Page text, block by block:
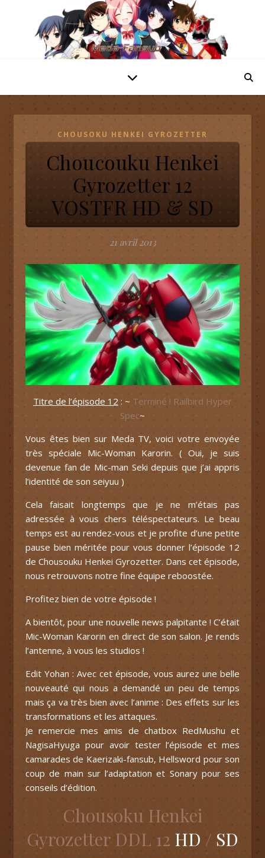
CHOUSOKU HENKEI GYROZETTER
Choucouku Henkei
Gyrozetter 12
VOSTFR HD & SD
21 avril 2013
Titre de l’épisode 12 : ~ Terminé ! Railbird Hyper
Spec~
Vous êtes bien sur Meda TV, voici votre envoyée
très spéciale Mic-Woman Karorin. ( Oui, je suis
devenue fan de Mic-man Seki depuis que j’ai appris
l’identité de son seiyuu )
Cela faisait longtemps que je ne m’étais pas
adressée à vous chers téléspectateurs. Le beau
temps est au rendez-vous et je profite d’une petite
pause bien méritée pour vous donner l’épisode 12
de Chousouku Henkei Gyrozetter. Dans cet épisode,
nous retrouvons notre fine équipe reboostée.
Profitez bien de votre épisode !
A bientôt, pour une nouvelle news palpitante ! C’était
Mic-Woman Karorin en direct de son salon. Je rends
l’antenne, à vous les studios !
Edit Yohan : Avec cet épisode, vous aurez une belle
nouveauté qui nous a demandé un peu de temps
mais ça va très bien avec l’anime : Des effets sur les
transformations et les attaques.
Je remercie mes amis de chatbox RedMushu et
NagisaHyuga pour avoir tester l’épisode et mes
camarades de Kaerizaki-fansub, Hellsword pour son
coup de main sur l’adaptation et Sonary pour ses
conseils d’édition.
Chousoku Henkei
Gyrozetter DDL 12 HD / SD